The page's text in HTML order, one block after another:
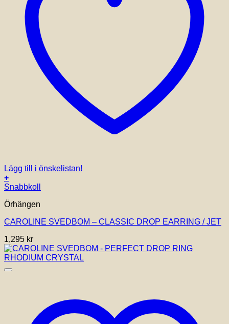
Lägg till i önskelistan!
+
Snabbkoll
Örhängen
CAROLINE SVEDBOM – CLASSIC DROP EARRING / JET
1,295 kr